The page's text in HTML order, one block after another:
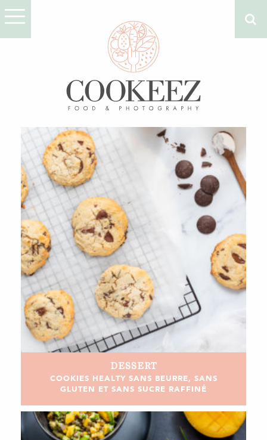
DESSERT
COOKIES HEALTY SANS BEURRE, SANS
GLUTEN ET SANS SUCRE RAFFINÉ